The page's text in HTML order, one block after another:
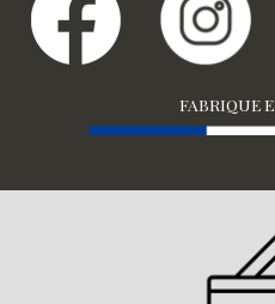
FABRIQUE